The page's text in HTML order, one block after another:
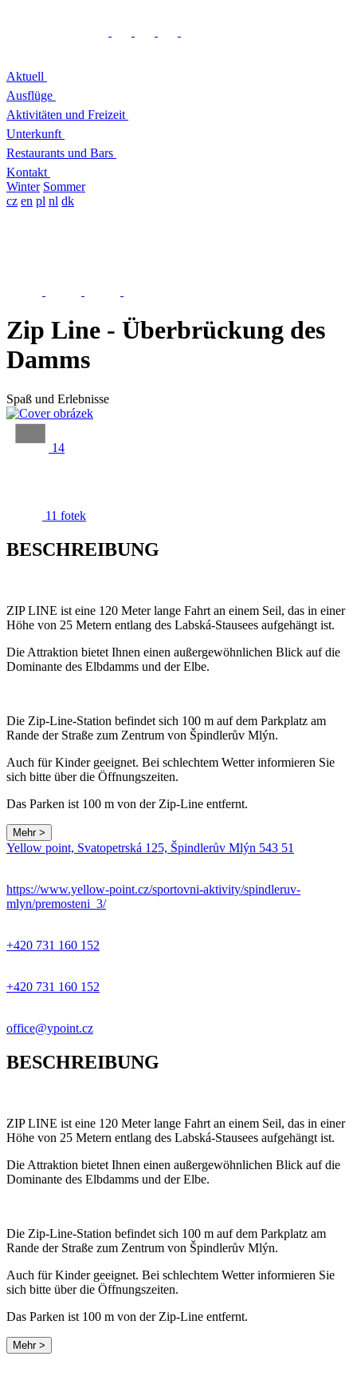
Aktuell
Ausflüge
Aktivitäten und Freizeit
Unterkunft
Restaurants und Bars
Kontakt
Winter Sommer
cz en pl nl dk
Zip Line - Überbrückung des
Damms
Spaß und Erlebnisse
14
11 fotek
BESCHREIBUNG
ZIP LINE ist eine 120 Meter lange Fahrt an einem Seil, das in einer
Höhe von 25 Metern entlang des Labská-Stausees aufgehängt ist.
Die Attraktion bietet Ihnen einen außergewöhnlichen Blick auf die
Dominante des Elbdamms und der Elbe.
Die Zip-Line-Station befindet sich 100 m auf dem Parkplatz am
Rande der Straße zum Zentrum von Špindlerův Mlýn.
Auch für Kinder geeignet. Bei schlechtem Wetter informieren Sie
sich bitte über die Öffnungszeiten.
Das Parken ist 100 m von der Zip-Line entfernt.
Mehr >
Yellow point, Svatopetrská 125, Špindlerův Mlýn 543 51
https://www.yellow-point.cz/sportovni-aktivity/spindleruv-
mlyn/premosteni_3/
+420 731 160 152
+420 731 160 152
office@ypoint.cz
BESCHREIBUNG
ZIP LINE ist eine 120 Meter lange Fahrt an einem Seil, das in einer
Höhe von 25 Metern entlang des Labská-Stausees aufgehängt ist.
Die Attraktion bietet Ihnen einen außergewöhnlichen Blick auf die
Dominante des Elbdamms und der Elbe.
Die Zip-Line-Station befindet sich 100 m auf dem Parkplatz am
Rande der Straße zum Zentrum von Špindlerův Mlýn.
Auch für Kinder geeignet. Bei schlechtem Wetter informieren Sie
sich bitte über die Öffnungszeiten.
Das Parken ist 100 m von der Zip-Line entfernt.
Mehr >